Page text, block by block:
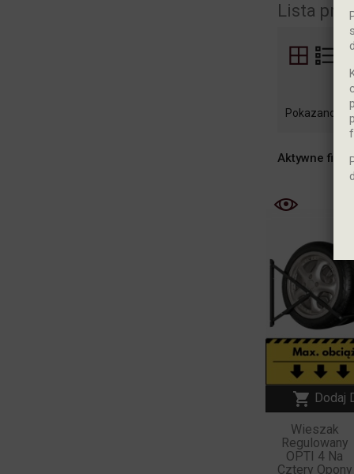
Lista
Pokazano 1-
Aktywne filtry
 Dodaj
Wieszak
Regulowany
OPTI 4 Na
Cztery Opony